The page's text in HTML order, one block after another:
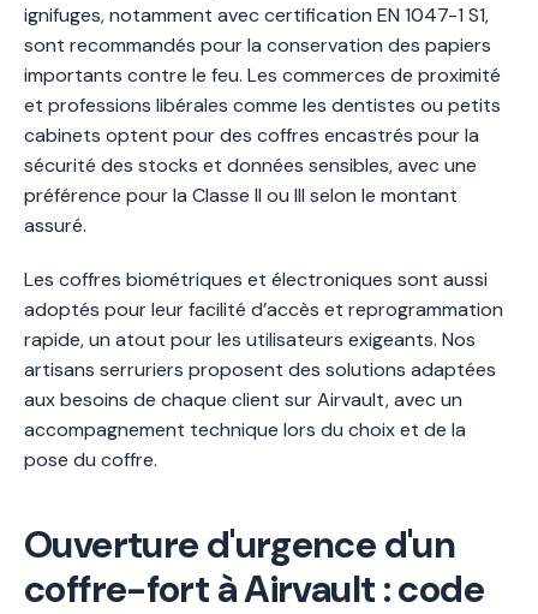
ignifuges, notamment avec certification EN 1047-1 S1,
sont recommandés pour la conservation des papiers
importants contre le feu. Les commerces de proximité
et professions libérales comme les dentistes ou petits
cabinets optent pour des coffres encastrés pour la
sécurité des stocks et données sensibles, avec une
préférence pour la Classe II ou III selon le montant
assuré.
Les coffres biométriques et électroniques sont aussi
adoptés pour leur facilité d’accès et reprogrammation
rapide, un atout pour les utilisateurs exigeants. Nos
artisans serruriers proposent des solutions adaptées
aux besoins de chaque client sur Airvault, avec un
accompagnement technique lors du choix et de la
pose du coffre.
Ouverture d'urgence d'un
coffre-fort à Airvault : code